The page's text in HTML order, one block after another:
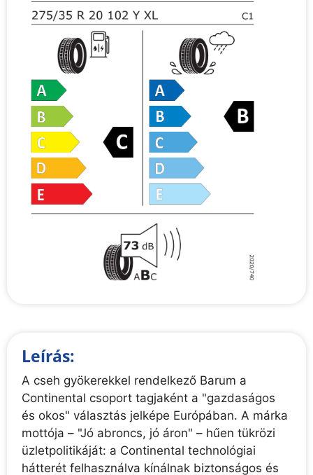
Leírás:
A cseh gyökerekkel rendelkező Barum a
Continental csoport tagjaként a "gazdaságos
és okos" választás jelképe Európában. A márka
mottója – "Jó abroncs, jó áron" – hűen tükrözi
üzletpolitikáját: a Continental technológiai
hátterét felhasználva kínálnak biztonságos és